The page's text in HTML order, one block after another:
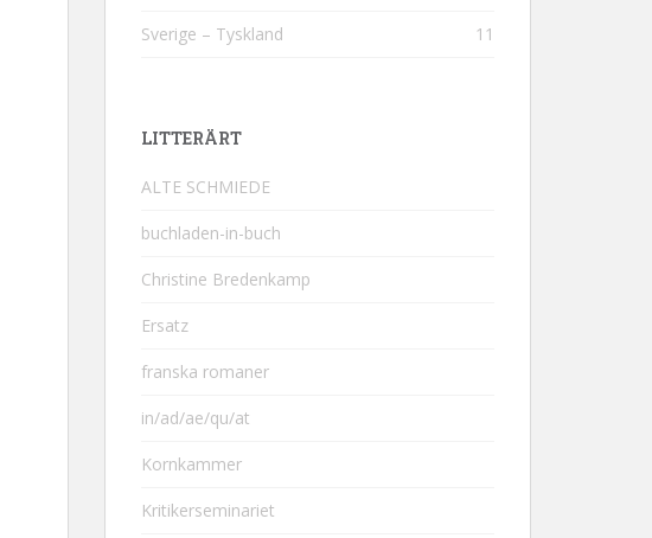
Sverige – Tyskland 11
LITTERÄRT
ALTE SCHMIEDE
buchladen-in-buch
Christine Bredenkamp
Ersatz
franska romaner
in/ad/ae/qu/at
Kornkammer
Kritikerseminariet